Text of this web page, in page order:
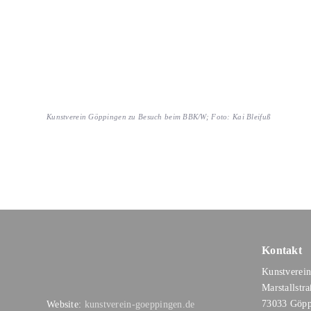
Kunstverein Göppingen zu Besuch beim BBK/W; Foto: Kai Bleifuß
Website: kunstverein-goeppingen.de
Kontakt
73033